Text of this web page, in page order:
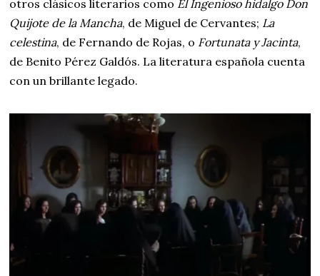
otros clásicos literarios como El Ingenioso hidalgo Don
Quijote de la Mancha, de Miguel de Cervantes; La
celestina, de Fernando de Rojas, o Fortunata y Jacinta,
de Benito Pérez Galdós. La literatura española cuenta
con un brillante legado.